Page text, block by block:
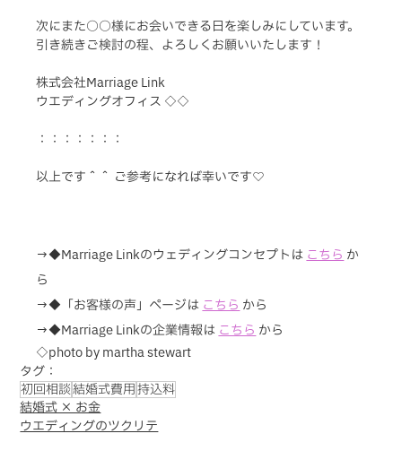
次にまた○○様にお会いできる日を楽しみにしています。
引き続きご検討の程、よろしくお願いいたします！
株式会社Marriage Link
ウエディングオフィス ◇◇
：：：：：：：
以上です＾＾ ご参考になれば幸いです♡
→◆Marriage Linkのウェディングコンセプトは こちら か
ら
→◆「お客様の声」ページは こちら から
→◆Marriage Linkの企業情報は こちら から
◇photo by martha stewart
タグ：
初回相談結婚式費用持込料
結婚式 × お金
ウエディングのツクリテ